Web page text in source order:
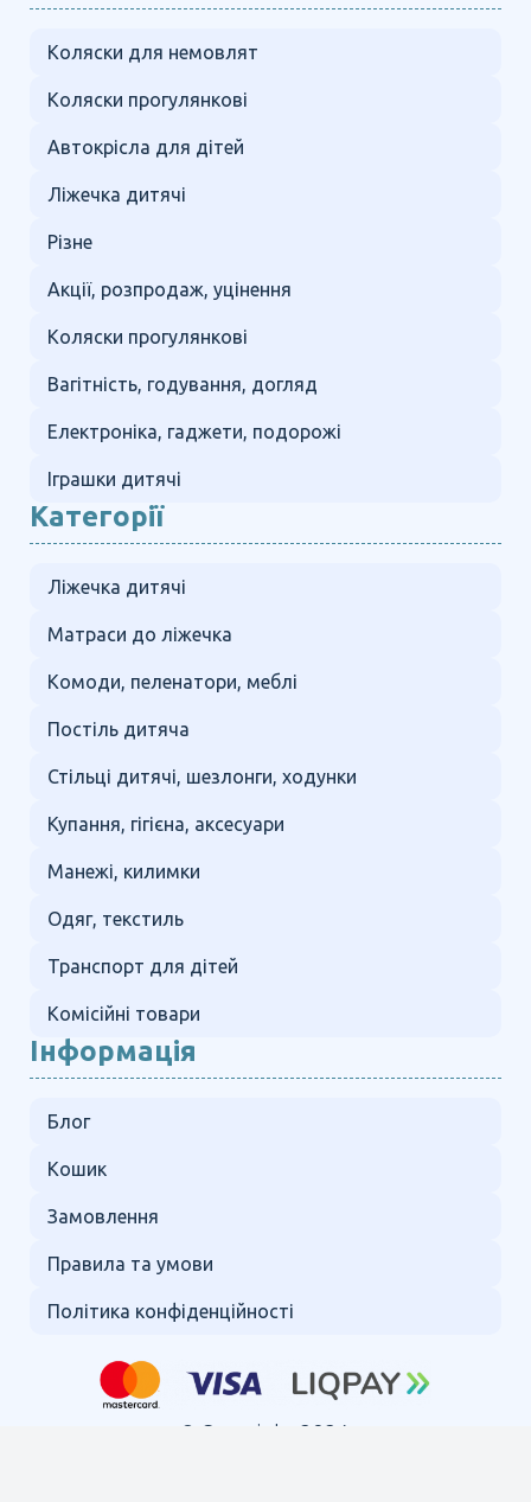
Коляски для немовлят
Коляски прогулянкові
Автокрісла для дітей
Ліжечка дитячі
Різне
Акції, розпродаж, уцінення
Коляски прогулянкові
Вагітність, годування, догляд
Електроніка, гаджети, подорожі
Іграшки дитячі
Категорії
Ліжечка дитячі
Матраси до ліжечка
Комоди, пеленатори, меблі
Постіль дитяча
Стільці дитячі, шезлонги, ходунки
Купання, гігієна, аксесуари
Манежі, килимки
Одяг, текстиль
Транспорт для дітей
Комісійні товари
Інформація
Блог
Кошик
Замовлення
Правила та умови
Політика конфіденційності
© Copyright 2024.